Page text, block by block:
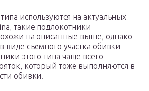
используются на актуальных
такие подлокотники
на описанные выше, однако
съемного участка обивки
этого типа чаще всего
который тоже выполняются в
обивки.